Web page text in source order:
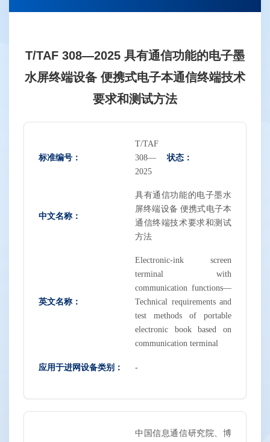
T/TAF 308—2025 具有通信功能的电子墨
水屏终端设备 便携式电子本通信终端技术
要求和测试方法
标准编号：
T/TAF
308—
2025
状态：
中文名称：
具有通信功能的电子墨水
屏终端设备 便携式电子本
通信终端技术要求和测试
方法
英文名称：
Electronic-ink screen
terminal with
communication functions—
Technical requirements and
test methods of portable
electronic book based on
communication terminal
应用于进网设备类别： -
中国信息通信研究院、博